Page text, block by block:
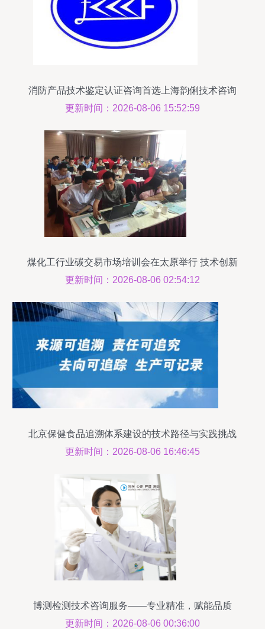
消防产品技术鉴定认证咨询首选上海韵俐技术咨询
更新时间：2026-08-06 15:52:59
煤化工行业碳交易市场培训会在太原举行 技术创新
驱动绿色发展
更新时间：2026-08-06 02:54:12
北京保健食品追溯体系建设的技术路径与实践挑战
更新时间：2026-08-06 16:46:45
博测检测技术咨询服务——专业精准，赋能品质
更新时间：2026-08-06 00:36:00